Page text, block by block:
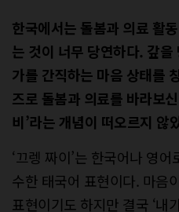
한국에서는 돌봄과 의료 활
는 것이 너무 당연하다. 갚
가를 간직하는 마음 상태를
즈로 돌봄과 의료를 바라보
비’라는 개념이 떠오르지 않
‘끄렝 짜이’는 한국어나 영
수한 태국어 표현이다. 마음
표현이기도 하지만 결국 ‘내